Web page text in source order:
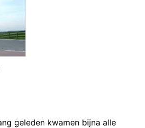
geleden kwamen bijna alle